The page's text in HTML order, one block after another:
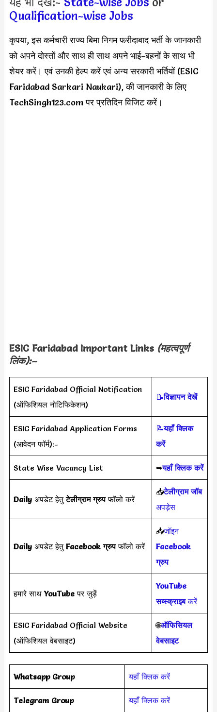
Qualification-wise Jobs
कृपया, इस कर्मचारी राज्य बिमा निगम फरीदाबाद भर्ती के जानकारी
को अपने दोस्तों और साथ ही साथ अपने भाई-बहनों के साथ भी
शेयर करें। एवं उनकी हेल्प करें एवं अन्य सरकारी भर्तियों (ESIC
Faridabad Sarkari Naukari), की जानकारी के लिए
TechSingh123.com पर प्रतिदिन विजिट करें।
ESIC Faridabad Important Links (महत्वपूर्ण
लिंक):–
ESIC Faridabad Official Notification
(ऑफिशियल नोटिफिकेशन)
📝विज्ञापन देखें
ESIC Faridabad Application Forms
(आवेदन फॉर्म):-
📝यहाँ क्लिक
करें
State Wise Vacancy List ➥यहाँ क्लिक करें
Daily अपडेट हेतुटेलीग्राम ग्रुपफॉलो करें
📥टेलीग्राम जॉब
अपड़ेस
Daily अपडेट हेतुFacebook ग्रुपफॉलो करें
📥जॉइन
Facebook
ग्रुप
हमारे साथYouTubeपर जुड़ें
YouTube
सब्स्क्राइबकरें
ESIC Faridabad Official Website
(ऑफिशियल वेबसाइट)
🌐ऑफिसियल
वेबसाइट
Whatsapp Group यहाँ क्लिक करें
Telegram Group यहाँ क्लिक करें